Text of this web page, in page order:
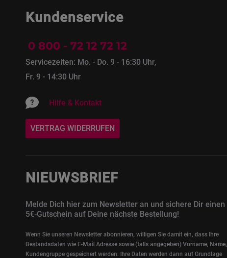
Kundenservice
0 800 - 72 12 72 12
Servicezeiten: Mo. - Do. 9 - 16:30 Uhr,
Fr. 9 - 14:30 Uhr
Hilfe & Kontakt
VERTRAG WIDERRUFEN
NIEUWSBRIEF
Melde Dich hier zum Newsletter an und sichere Dir einen
5€-Gutschein auf Deine nächste Bestellung!
Wenn Sie unseren Newsletter abonnieren, willigen Sie damit ein, dass Ihre
Bestandsdaten wie E-Mail Adresse sowie (falls angegeben) Vorname, Name,
Kundengruppe gespeichert werden. Ihre Daten werden dann auf Grundlage